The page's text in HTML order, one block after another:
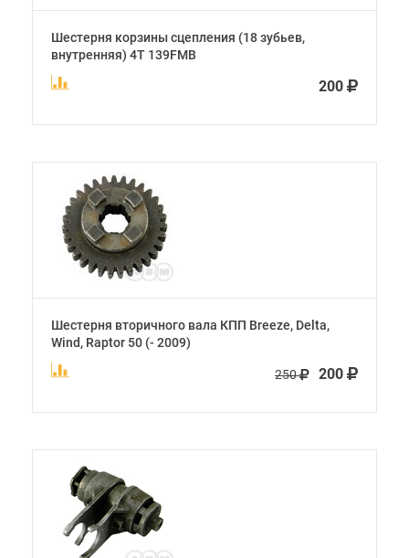
Шестерня корзины сцепления (18 зубьев,
внутренняя) 4Т 139FMB
200
Шестерня вторичного вала КПП Breeze, Delta,
Wind, Raptor 50 (- 2009)
250 200